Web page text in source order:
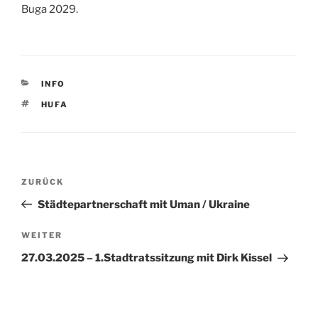
Buga 2029.
KATEGORIEN
INFO
SCHLAGWÖRTER
HUFA
Beitragsnavigation
Vorheriger
Beitrag
ZURÜCK
Städtepartnerschaft mit Uman / Ukraine
Nächster
Beitrag
WEITER
27.03.2025 – 1.Stadtratssitzung mit Dirk Kissel